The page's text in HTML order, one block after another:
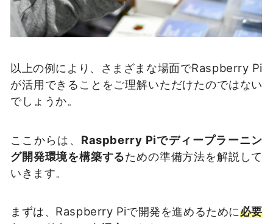
以上の例により、さまざまな場面でRaspberry Pi
が活用できることをご理解いただけたのではない
でしょうか。
ここからは、 Raspberry Piでディープラーニン
グ開発環境を構築するための準備方法を解説して
いきます。
まずは、Raspberry Piで開発を進めるために必要